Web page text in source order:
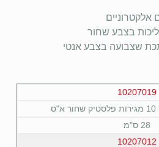
אלקטרוניים
בצבע שחור
שצבועה בצבע אנטי
10207019
28 ס"מ
10207012